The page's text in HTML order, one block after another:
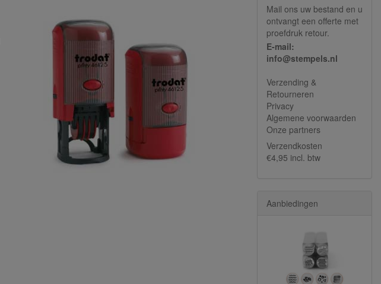
Mail ons uw bestand en u
ontvangt een offerte met
proefdruk retour.
E-mail:
info@stempels.nl
Verzending &
Retourneren
Privacy
Algemene voorwaarden
Onze partners
Verzendkosten
€4,95 incl. btw
Aanbiedingen